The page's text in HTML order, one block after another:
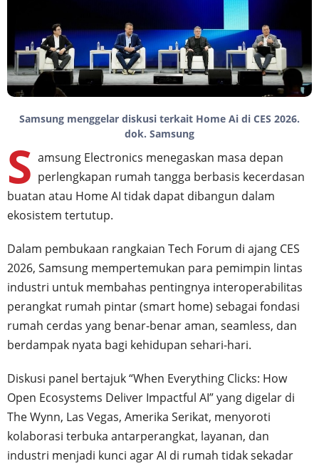
Samsung menggelar diskusi terkait Home Ai di CES 2026.
dok. Samsung
S amsung Electronics menegaskan masa depan
perlengkapan rumah tangga berbasis kecerdasan
buatan atau Home AI tidak dapat dibangun dalam
ekosistem tertutup.
Dalam pembukaan rangkaian Tech Forum di ajang CES
2026, Samsung mempertemukan para pemimpin lintas
industri untuk membahas pentingnya interoperabilitas
perangkat rumah pintar (smart home) sebagai fondasi
rumah cerdas yang benar-benar aman, seamless, dan
berdampak nyata bagi kehidupan sehari-hari.
Diskusi panel bertajuk “When Everything Clicks: How
Open Ecosystems Deliver Impactful AI” yang digelar di
The Wynn, Las Vegas, Amerika Serikat, menyoroti
kolaborasi terbuka antarperangkat, layanan, dan
industri menjadi kunci agar AI di rumah tidak sekadar